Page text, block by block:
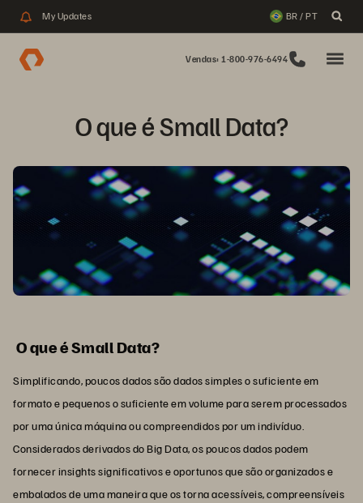
My Updates BR / PT
Vendas: 1-800-976-6494
O que é Small Data?
O que é Small Data?
Simplificando, poucos dados são dados simples o suficiente em
formato e pequenos o suficiente em volume para serem processados
por uma única máquina ou compreendidos por um indivíduo.
Considerados derivados do Big Data, os poucos dados podem
fornecer insights significativos e oportunos que são organizados e
embalados de uma maneira que os torna acessíveis, compreensíveis